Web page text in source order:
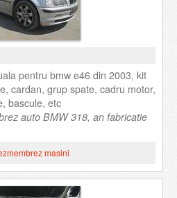
pentru bmw e46 din 2003, kit
cardan, grup spate, cadru motor,
bascule, etc
auto BMW 318, an fabricatie
masini